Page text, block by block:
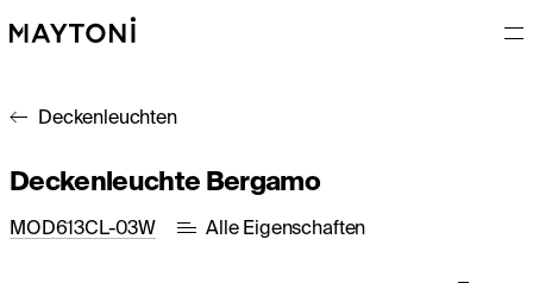
Deckenleuchten
Deckenleuchte Bergamo
MOD613CL-03W Alle Eigenschaften